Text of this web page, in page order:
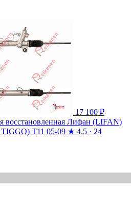
17 100 ₽
восстановленная Лифан (LIFAN)
T11 05-09 ★ 4.5 · 24